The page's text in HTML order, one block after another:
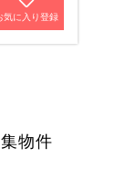
気に入り登録
物件